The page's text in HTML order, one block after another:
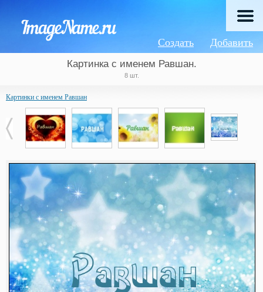
Добавить
Создать
Картинка с именем Равшан.
8 шт.
Картинки с именем Равшан